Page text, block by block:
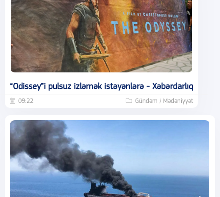
“Odissey”i pulsuz izləmək istəyənlərə - Xəbərdarlıq
09:22 Gündəm / Mədəniyyət